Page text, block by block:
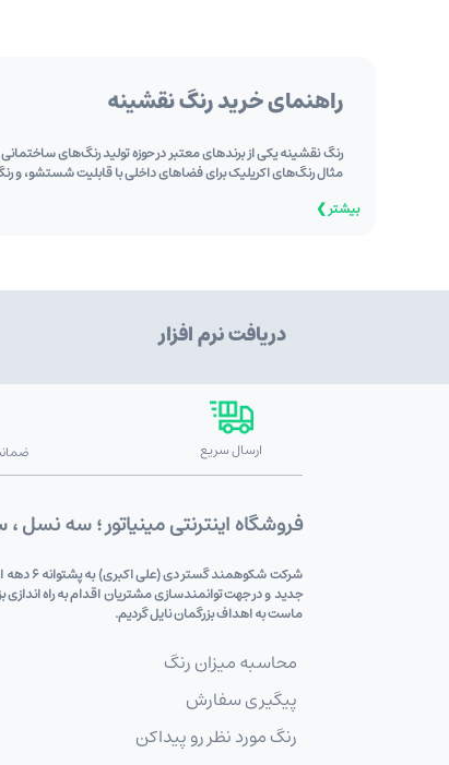
راهنمای خرید رنگ نقشینه
رنگ نقشینه یکی از برندهای معتبر در حوزه تولید رنگ‌های
مثال رنگ‌های اکریلیک برای فضاهای داخلی با قابلیت شستشو، و
بیشتر ❯
دریافت نرم افزار
ارسال سریع
فروشگاه اینترنتی مینیاتور ؛ سه نسل
شرکت
جدید و در جهت توانمندسازی مشتریان اقدام به راه
ماست به اهداف بزرگمان نایل گردیم.
محاسبه میزان رنگ
پیگیری سفارش
رنگ مورد نظر رو پیداکن